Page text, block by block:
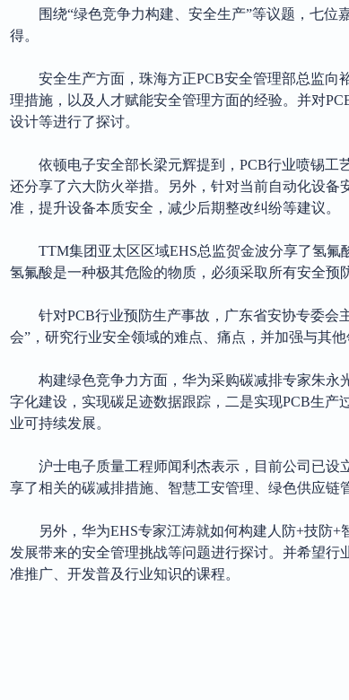
围绕“绿色竞争力构建、安全生产”等议题，七位
得。
安全生产方面， 珠海方正PCB安全管理部总监向
理措施，以及人才赋能安全管理方面的经验。并对
设计等进行了探讨。
依顿电子安全部长梁元辉提到， PCB行业喷锡工
还分享了六大防火举措。另外，针对当前自动化设备
准，提升设备本质安全，减少后期整改纠纷等建议。
TTM集团亚太区区域EHS总监贺金波分享了氢氟
氢氟酸是一种极其危险的物质，必须采取所有安全预
针对PCB行业预防生产事故， 广东省安协专委会
会”，研究行业安全领域的难点、痛点，并加强与其他
构建绿色竞争力方面， 华为采购碳减排专家朱永
字化建设，实现碳足迹数据跟踪，二是实现PCB生产
业可持续发展。
沪士电子质量工程师闻利杰表示，目前公司已设
享了相关的碳减排措施、智慧工安管理、绿色供应链
另外，华为EHS专家江涛就如何构建人防+技防
发展带来的安全管理挑战等问题进行探讨。并希望
准推广、开发普及行业知识的课程。